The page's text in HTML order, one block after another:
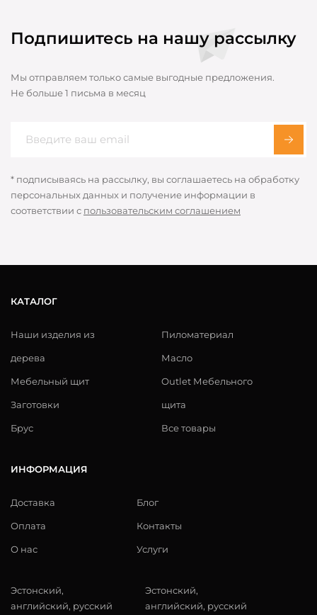
Подпишитесь на нашу рассылку
Мы отправляем только самые выгодные предложения.
Не больше 1 письма в месяц
* подписываясь на рассылку, вы соглашаетесь на обработку
персональных данных и получение информации в
соответствии с пользовательским соглашением
КАТАЛОГ
Наши изделия из
дерева
Мебельный щит
Заготовки
Брус
Пиломатериал
Масло
Outlet Мебельного
щита
Все товары
ИНФОРМАЦИЯ
Доставка
Оплата
О нас
Блог
Контакты
Услуги
Эстонский,
английский, русский
Эстонский,
английский, русский